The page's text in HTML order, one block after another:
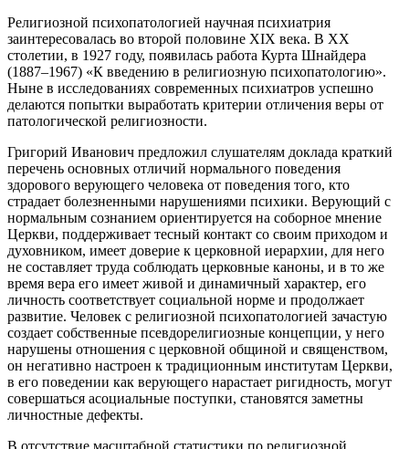
Религиозной психопатологией научная психиатрия
заинтересовалась во второй половине XIX века. В ХХ
столетии, в 1927 году, появилась работа Курта Шнайдера
(1887–1967) «К введению в религиозную психопатологию».
Ныне в исследованиях современных психиатров успешно
делаются попытки выработать критерии отличения веры от
патологической религиозности.
Григорий Иванович предложил слушателям доклада краткий
перечень основных отличий нормального поведения
здорового верующего человека от поведения того, кто
страдает болезненными нарушениями психики. Верующий с
нормальным сознанием ориентируется на соборное мнение
Церкви, поддерживает тесный контакт со своим приходом и
духовником, имеет доверие к церковной иерархии, для него
не составляет труда соблюдать церковные каноны, и в то же
время вера его имеет живой и динамичный характер, его
личность соответствует социальной норме и продолжает
развитие. Человек с религиозной психопатологией зачастую
создает собственные псевдорелигиозные концепции, у него
нарушены отношения с церковной общиной и священством,
он негативно настроен к традиционным институтам Церкви,
в его поведении как верующего нарастает ригидность, могут
совершаться асоциальные поступки, становятся заметны
личностные дефекты.
В отсутствие масштабной статистики по религиозной